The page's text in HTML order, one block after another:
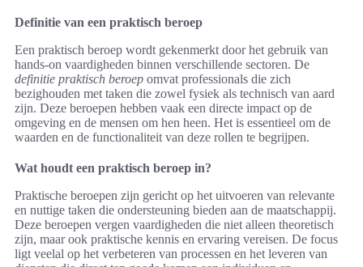
Definitie van een praktisch beroep
Een praktisch beroep wordt gekenmerkt door het gebruik van
hands-on vaardigheden binnen verschillende sectoren. De
definitie praktisch beroep omvat professionals die zich
bezighouden met taken die zowel fysiek als technisch van aard
zijn. Deze beroepen hebben vaak een directe impact op de
omgeving en de mensen om hen heen. Het is essentieel om de
waarden en de functionaliteit van deze rollen te begrijpen.
Wat houdt een praktisch beroep in?
Praktische beroepen zijn gericht op het uitvoeren van relevante
en nuttige taken die ondersteuning bieden aan de maatschappij.
Deze beroepen vergen vaardigheden die niet alleen theoretisch
zijn, maar ook praktische kennis en ervaring vereisen. De focus
ligt veelal op het verbeteren van processen en het leveren van